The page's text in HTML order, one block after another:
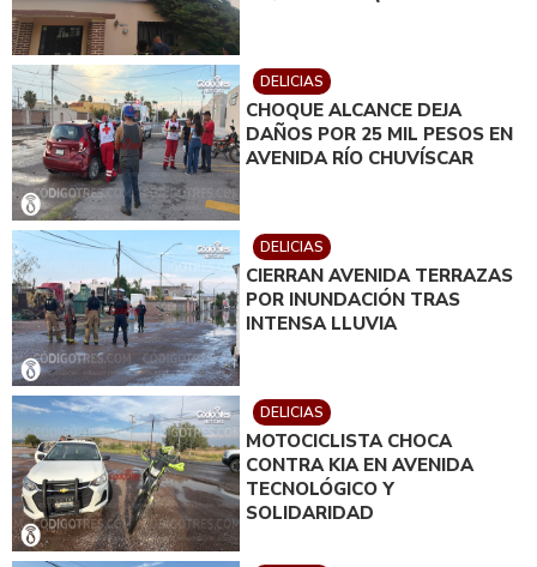
DELICIAS
CHOQUE ALCANCE DEJA
DAÑOS POR 25 MIL PESOS EN
AVENIDA RÍO CHUVÍSCAR
DELICIAS
CIERRAN AVENIDA TERRAZAS
POR INUNDACIÓN TRAS
INTENSA LLUVIA
DELICIAS
MOTOCICLISTA CHOCA
CONTRA KIA EN AVENIDA
TECNOLÓGICO Y
SOLIDARIDAD